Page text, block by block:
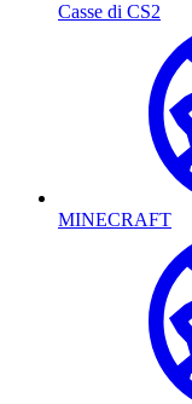
Casse di CS2
MINECRAFT